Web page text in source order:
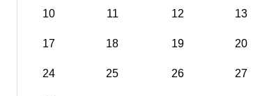
10 11 12 13
17 18 19 20
24 25 26 27